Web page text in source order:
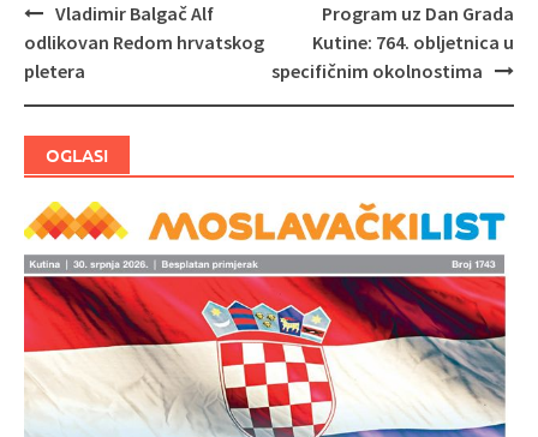
Navigacija
objava
Vladimir Balgač Alf
odlikovan Redom hrvatskog
pletera
Program uz Dan Grada
Kutine: 764. obljetnica u
specifičnim okolnostima
OGLASI